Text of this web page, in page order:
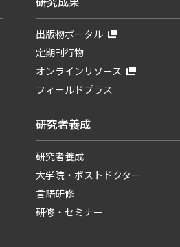
出版物ポータル
定期刊行物
オンラインリソース
フィールドプラス
研究者養成
研究者養成
大学院・ポストドクター
言語研修
研修・セミナー